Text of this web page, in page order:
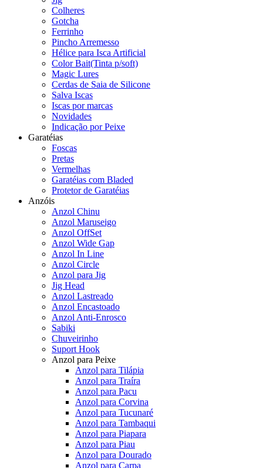
Colheres
Gotcha
Ferrinho
Pincho Arremesso
Hélice para Isca Artificial
Color Bait(Tinta p/soft)
Magic Lures
Cerdas de Saia de Silicone
Salva Iscas
Iscas por marcas
Novidades
Indicação por Peixe
Garatéias
Foscas
Pretas
Vermelhas
Garatéias com Bladed
Protetor de Garatéias
Anzóis
Anzol Chinu
Anzol Maruseigo
Anzol OffSet
Anzol Wide Gap
Anzol In Line
Anzol Circle
Anzol para Jig
Jig Head
Anzol Lastreado
Anzol Encastoado
Anzol Anti-Enrosco
Sabiki
Chuveirinho
Suport Hook
Anzol para Peixe
Anzol para Tilápia
Anzol para Traíra
Anzol para Pacu
Anzol para Corvina
Anzol para Tucunaré
Anzol para Tambaqui
Anzol para Piapara
Anzol para Piau
Anzol para Dourado
Anzol para Carpa